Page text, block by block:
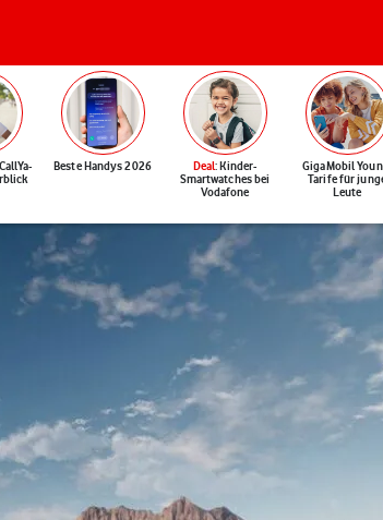
Beste Handys 2026 Deal: Kinder-
Smartwatches bei
Vodafone
GigaMobil
Tarife für
Leute